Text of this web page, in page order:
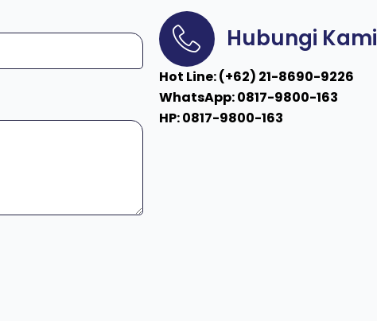
Hubungi Kami
Hot Line: (+62) 21-8690-9226
WhatsApp: 0817-9800-163
HP: 0817-9800-163